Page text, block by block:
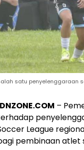
satu penyelenggaraan
–
League
pembinaan atlet